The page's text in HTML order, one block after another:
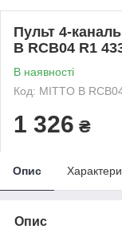
Пульт 4-
B RCB04 R1
В наявності
Код: MITTO B
1 326 ₴
Опис
Опис